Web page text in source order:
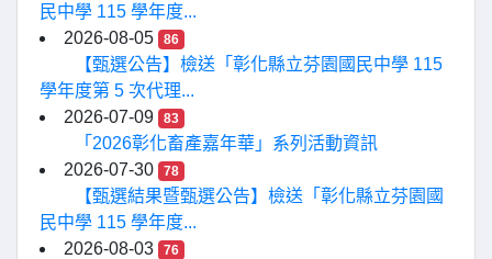
民中學 115 學年度...
2026-08-05
86
【甄選公告】檢送「彰化縣立芬園國民中學 115
學年度第 5 次代理...
2026-07-09
83
「2026彰化畜產嘉年華」系列活動資訊
2026-07-30
78
【甄選結果暨甄選公告】檢送「彰化縣立芬園國
民中學 115 學年度...
2026-08-03
76